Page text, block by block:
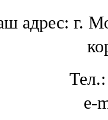
адрес: г.
e-